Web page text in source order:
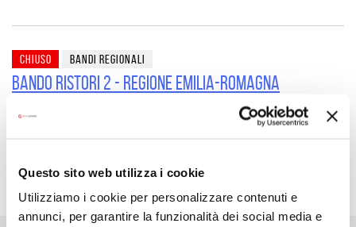
Questo sito web utilizza i cookie
Utilizziamo i cookie per personalizzare contenuti e
annunci, per garantire la funzionalità dei social media e
CHIUSO BANDI REGIONALI
BANDO RISTORI 2 - REGIONE EMILIA-ROMAGNA
Un bando da oltre 13 milioni di euro per imprese e attività
culturali, turistiche, sportive e del commercio che sono state
maggio e fino alle ore 12:00 di venerdì 4 giugno 2021